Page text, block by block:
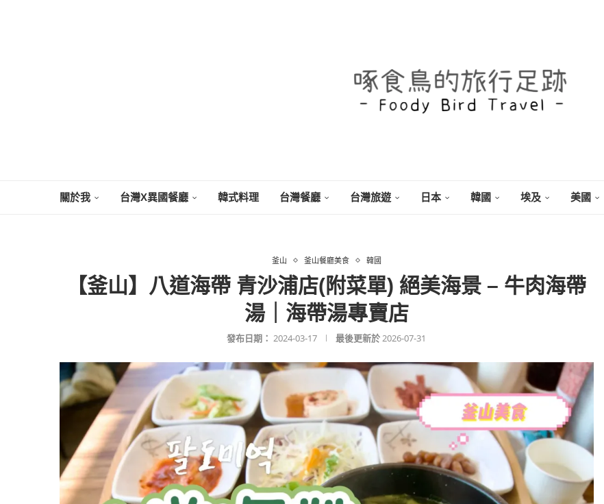
關於我 台灣X異國餐廳 韓式料理 台灣餐廳 台灣旅遊 日本 韓國 埃及 美國
釜山 釜山餐廳美食 韓國
【釜山】八道海帶 青沙浦店(附菜單) 絕美海景 – 牛肉海帶
湯｜海帶湯專賣店
發布日期： 2024-03-17 最後更新於2026-07-31